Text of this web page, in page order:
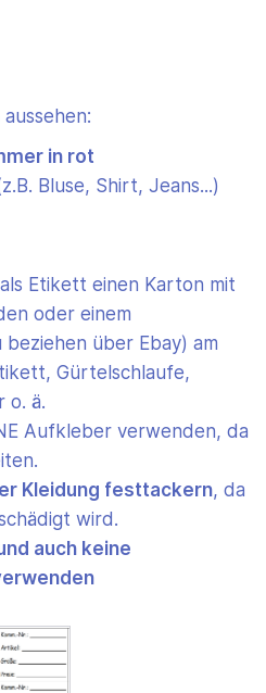
in rot
Bluse, Shirt, Jeans...)
Etikett einen Karton mit
oder einem
über Ebay) am
Gürtelschlaufe,
o. ä.
Aufkleber verwenden, da
Kleidung festtackern, da
wird.
auch keine